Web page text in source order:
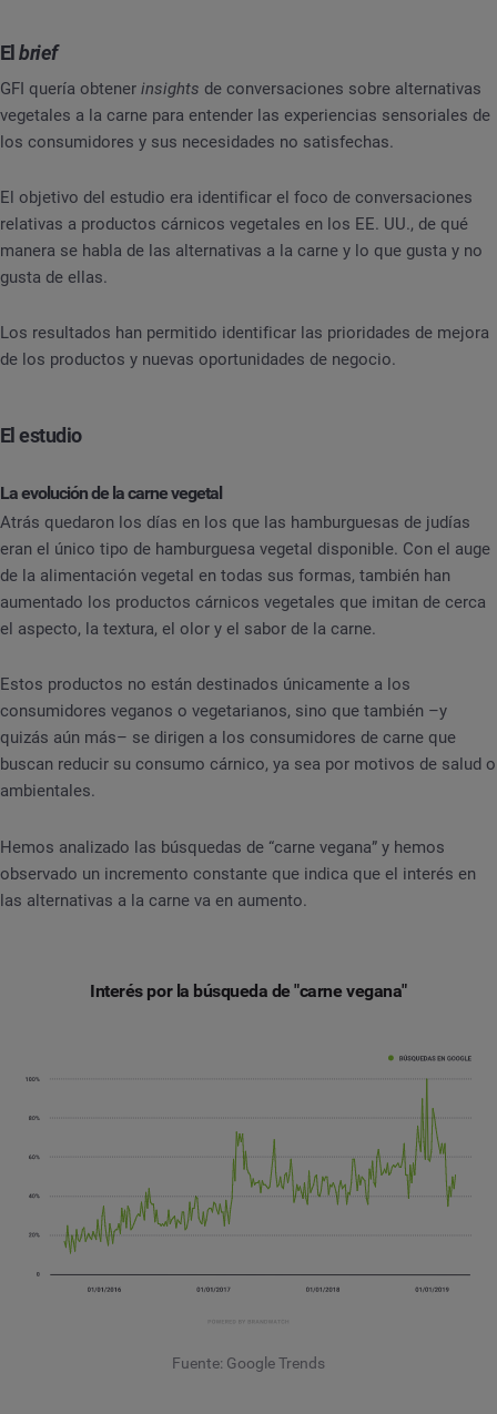
Elbrief
GFI quería obtener insights de conversaciones sobre alternativas
vegetales a la carne para entender las experiencias sensoriales de
los consumidores y sus necesidades no satisfechas.
El objetivo del estudio era identificar el foco de conversaciones
relativas a productos cárnicos vegetales en los EE. UU., de qué
manera se habla de las alternativas a la carne y lo que gusta y no
gusta de ellas.
Los resultados han permitido identificar las prioridades de mejora
de los productos y nuevas oportunidades de negocio.
El estudio
La evolución de la carne vegetal
Atrás quedaron los días en los que las hamburguesas de judías
eran el único tipo de hamburguesa vegetal disponible. Con el auge
de la alimentación vegetal en todas sus formas, también han
aumentado los productos cárnicos vegetales que imitan de cerca
el aspecto, la textura, el olor y el sabor de la carne.
Estos productos no están destinados únicamente a los
consumidores veganos o vegetarianos, sino que también –y
quizás aún más– se dirigen a los consumidores de carne que
buscan reducir su consumo cárnico, ya sea por motivos de salud o
ambientales.
Hemos analizado las búsquedas de “carne vegana” y hemos
observado un incremento constante que indica que el interés en
las alternativas a la carne va en aumento.
Interés por la búsqueda de "carne vegana"
Fuente: Google Trends